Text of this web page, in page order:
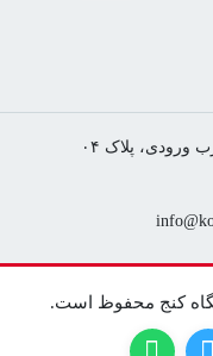
میرداماد، مجتمع کامپیوتر پایتخت، جنب درب ورودی، پلاک ۰۴
کنج محفوظ است.